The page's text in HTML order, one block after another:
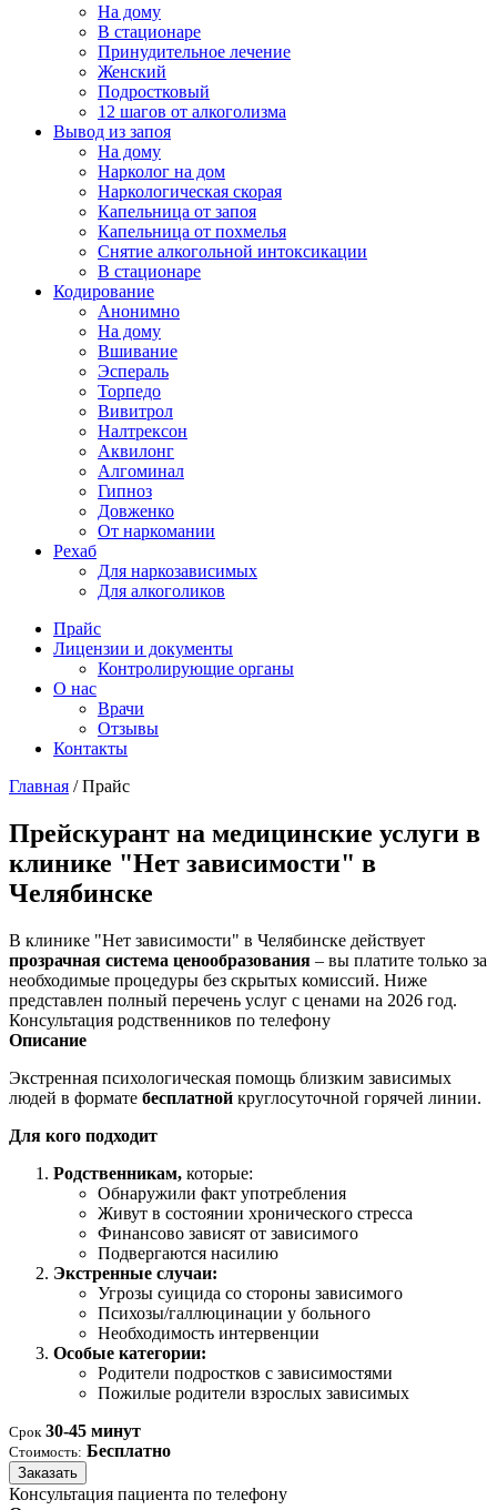
На дому
В стационаре
Принудительное лечение
Женский
Подростковый
12 шагов от алкоголизма
Вывод из запоя
На дому
Нарколог на дом
Наркологическая скорая
Капельница от запоя
Капельница от похмелья
Снятие алкогольной интоксикации
В стационаре
Кодирование
Анонимно
На дому
Вшивание
Эспераль
Торпедо
Вивитрол
Налтрексон
Аквилонг
Алгоминал
Гипноз
Довженко
От наркомании
Рехаб
Для наркозависимых
Для алкоголиков
Прайс
Лицензии и документы
Контролирующие органы
О нас
Врачи
Отзывы
Контакты
Главная /Прайс
Прейскурант на медицинские услуги в
клинике "Нет зависимости" в
Челябинске
В клинике "Нет зависимости" в Челябинске действует
прозрачная система ценообразования – вы платите только за
необходимые процедуры без скрытых комиссий. Ниже
представлен полный перечень услуг с ценами на 2026 год.
Консультация родственников по телефону
Описание
Экстренная психологическая помощь близким зависимых
людей в формате бесплатной круглосуточной горячей линии.
Для кого подходит
Родственникам, которые:
Обнаружили факт употребления
Живут в состоянии хронического стресса
Финансово зависят от зависимого
Подвергаются насилию
Экстренные случаи:
Угрозы суицида со стороны зависимого
Психозы/галлюцинации у больного
Необходимость интервенции
Особые категории:
Родители подростков с зависимостями
Пожилые родители взрослых зависимых
Срок 30-45 минут
Стоимость: Бесплатно
Заказать
Консультация пациента по телефону